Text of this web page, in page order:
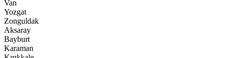
Van
Yozgat
Zonguldak
Aksaray
Bayburt
Karaman